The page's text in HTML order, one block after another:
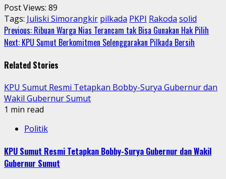
Post Views: 89
Tags: Juliski Simorangkir pilkada PKPI Rakoda solid
Continue
Reading
Previous: Ribuan Warga Nias Terancam tak Bisa Gunakan Hak Pilih
Next: KPU Sumut Berkomitmen Selenggarakan Pilkada Bersih
Related Stories
KPU Sumut Resmi Tetapkan Bobby-Surya Gubernur dan
Wakil Gubernur Sumut
1 min read
Politik
KPU Sumut Resmi Tetapkan Bobby-Surya Gubernur dan Wakil
Gubernur Sumut